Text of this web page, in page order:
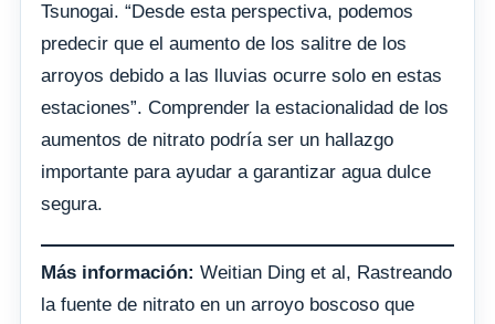
Tsunogai. “Desde esta perspectiva, podemos
predecir que el aumento de los salitre de los
arroyos debido a las lluvias ocurre solo en estas
estaciones”. Comprender la estacionalidad de los
aumentos de nitrato podría ser un hallazgo
importante para ayudar a garantizar agua dulce
segura.
Más información: Weitian Ding et al, Rastreando
la fuente de nitrato en un arroyo boscoso que